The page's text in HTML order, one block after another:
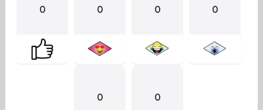
0 0 0 0
0 0